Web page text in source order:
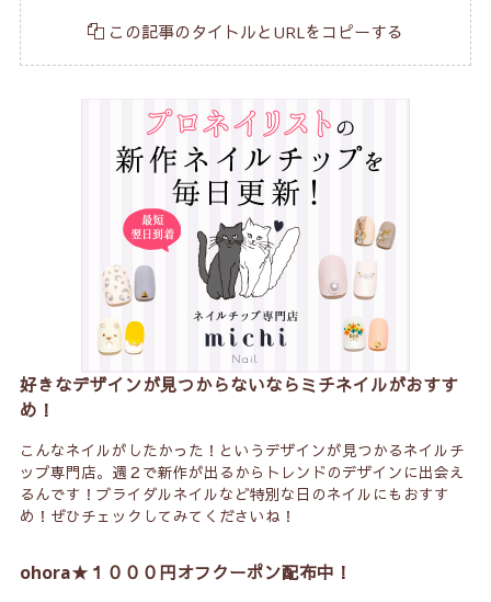
この記事のタイトルとURLをコピーする
好きなデザインが見つからないならミチネイルがおすす
め！
こんなネイルがしたかった！というデザインが見つかるネイルチ
ップ専門店。週２で新作が出るからトレンドのデザインに出会え
るんです！ブライダルネイルなど特別な日のネイルにもおすす
め！ぜひチェックしてみてくださいね！
ohora★１０００円オフクーポン配布中！